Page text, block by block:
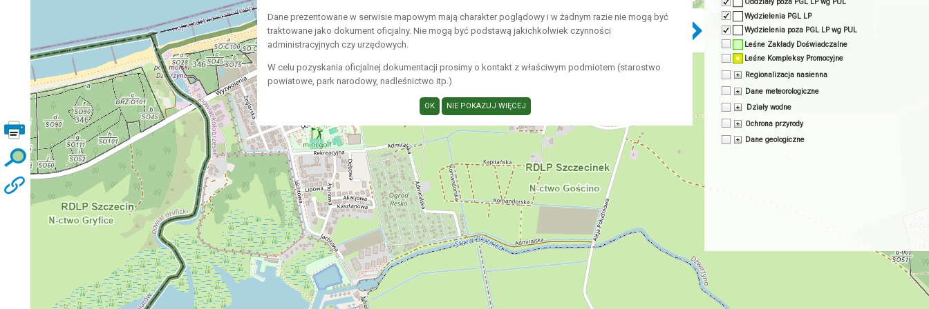
Oddziały poza PGL LP wg PUL
Wydzielenia PGL LP
Wydzielenia poza PGL LP wg PUL
Leśne Zakłady Doświadczalne
Leśne Kompleksy Promocyjne
Regionalizacja nasienna
Dane meteorologiczne
Działy wodne
Ochrona przyrody
Dane geologiczne
Dane prezentowane w serwisie mapowym mają charakter poglądowy i w żadnym razie nie mogą być
traktowane jako dokument oficjalny. Nie mogą być podstawą jakichkolwiek czynności
administracyjnych czy urzędowych.
W celu pozyskania oficjalnej dokumentacji prosimy o kontakt z właściwym podmiotem (starostwo
powiatowe, park narodowy, nadleśnictwo itp.)